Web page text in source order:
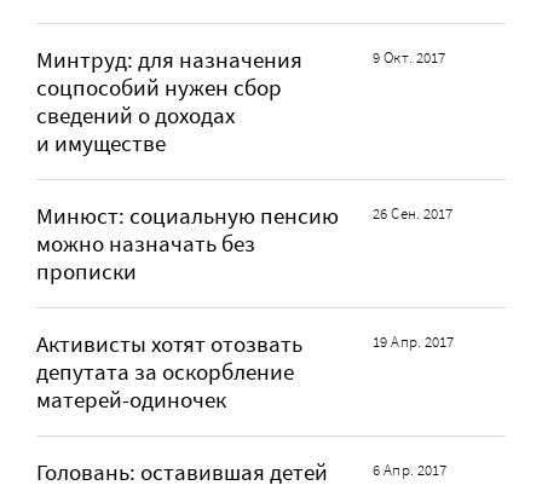
Минтруд: для назначения
соцпособий нужен сбор
сведений о доходах
и имуществе
9 Окт. 2017
Минюст: социальную пенсию
можно назначать без
прописки
26 Сен. 2017
Активисты хотят отозвать
депутата за оскорбление
матерей-одиночек
19 Апр. 2017
Головань: оставившая детей
6 Апр. 2017